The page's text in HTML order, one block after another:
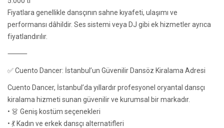
Fiyatlara genellikle dansçının sahne kıyafeti, ulaşımı ve
performansı dâhildir. Ses sistemi veya DJ gibi ek hizmetler ayrıca
fiyatlandırılır.
⸻
✅ Cuento Dancer: İstanbul’un Güvenilir Dansöz Kiralama Adresi
Cuento Dancer, İstanbul’da yıllardır profesyonel oryantal dansçı
kiralama hizmeti sunan güvenilir ve kurumsal bir markadır.
• 👗 Geniş kostüm seçenekleri
• 💃 Kadın ve erkek dansçı alternatifleri